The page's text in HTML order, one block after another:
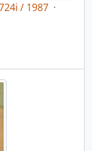
/ 1987 ·